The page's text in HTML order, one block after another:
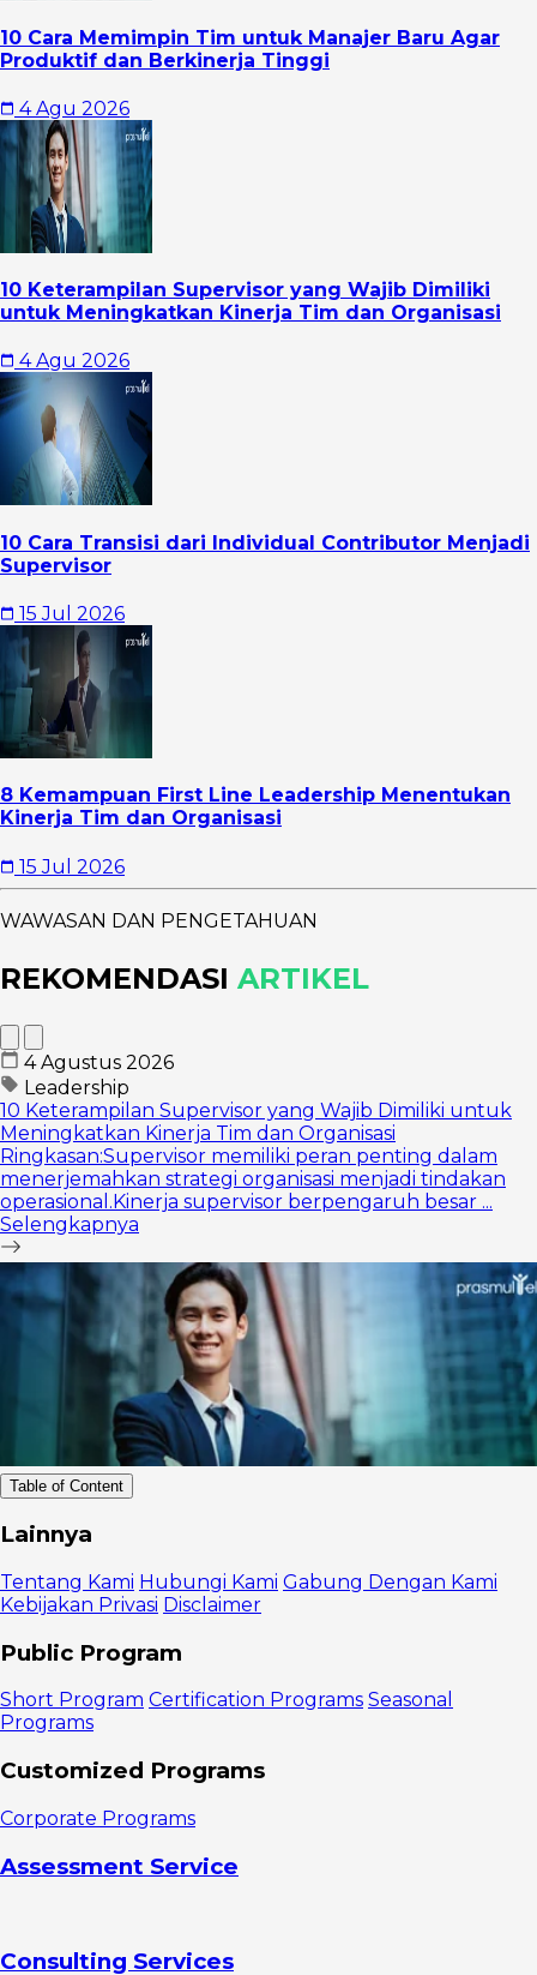
10 Cara Memimpin Tim untuk Manajer Baru Agar
Produktif dan Berkinerja Tinggi
4 Agu 2026
10 Keterampilan Supervisor yang Wajib Dimiliki
untuk Meningkatkan Kinerja Tim dan Organisasi
4 Agu 2026
10 Cara Transisi dari Individual Contributor Menjadi
Supervisor
15 Jul 2026
8 Kemampuan First Line Leadership Menentukan
Kinerja Tim dan Organisasi
15 Jul 2026
WAWASAN DAN PENGETAHUAN
REKOMENDASI ARTIKEL
4 Agustus 2026
Leadership
10 Keterampilan Supervisor yang Wajib Dimiliki untuk
Meningkatkan Kinerja Tim dan Organisasi
Ringkasan:Supervisor memiliki peran penting dalam
menerjemahkan strategi organisasi menjadi tindakan
operasional.Kinerja supervisor berpengaruh besar ...
Selengkapnya
Table of Content
Pengertian
Self
Awareness
Self
awareness
dalam
kepemimpinan
Self
Awareness
Tipe-Tipe
Self
Ciri Orang
Self
Jeli
Lainnya
Tentang Kami Hubungi Kami Gabung Dengan Kami
Kebijakan Privasi Disclaimer
Public Program
Short Program Certification Programs Seasonal
Programs
Customized Programs
Corporate Programs
Assessment Service
Consulting Services